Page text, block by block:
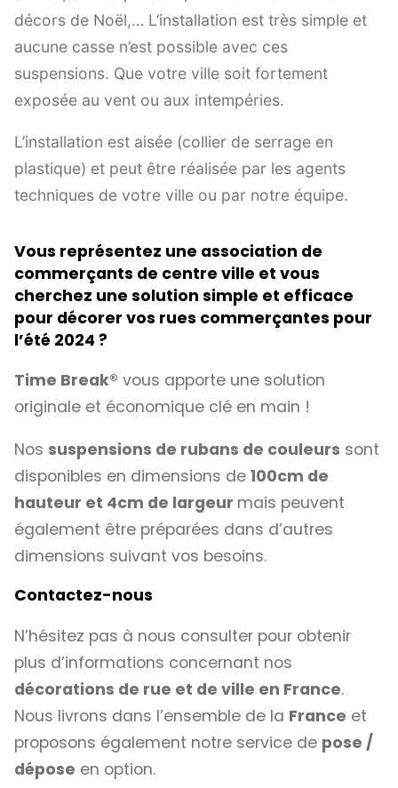
décors de Noël,… L’installation est très simple et
aucune casse n’est possible avec ces
suspensions. Que votre ville soit fortement
exposée au vent ou aux intempéries.
L’installation est aisée (collier de serrage en
plastique) et peut être réalisée par les agents
techniques de votre ville ou par notre équipe.
Vous représentez une association de
commerçants de centre ville et vous
cherchez une solution simple et efficace
pour décorer vos rues commerçantes pour
l’été 2024 ?
Time Break® vous apporte une solution
originale et économique clé en main !
Nos suspensions de rubans de couleurs sont
disponibles en dimensions de 100cm de
hauteur et 4cm de largeur mais peuvent
également être préparées dans d’autres
dimensions suivant vos besoins.
Contactez-nous
N’hésitez pas à nous consulter pour obtenir
plus d’informations concernant nos
décorations de rue et de ville en France.
Nous livrons dans l’ensemble de la France et
proposons également notre service de pose /
dépose en option.